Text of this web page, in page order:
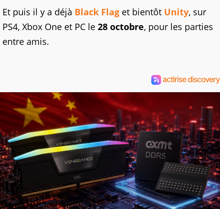
Et puis il y a déjà Black Flag et bientôt Unity, sur
PS4, Xbox One et PC le 28 octobre, pour les parties
entre amis.